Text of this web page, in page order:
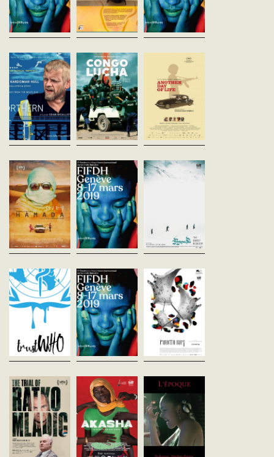
importante bataille urbaine
depuis...
d’une pratique importée
d'Occident ou...
A Northern Soul
Sean McAllister
vost - 73'
Nommée Ville de Culture pour
une année, Hull, une cité
industrielle du nord de
l’Angleterre, entre en
effervescence. Magasinier le
jour et fan de...
Congo Lucha
Marlène Rabaud
vost - 62'
LUCHA est un mouvement
citoyen de jeunes Congolais
qui militent à travers des
actions non-violentes, et au
péril de leur vie, pour une
vision :...
Another Day of
Life
convaincre son...
Hamada
Eloy Domínguez Serén
vost - 88'
Plein de vitalité, d'humour et
de situations inattendues,
Hamada dresse le portrait
insolite d'un groupe de
jeunes qui vivent dans un
camp de...
A Dark Place
Javier Luque Martinez
vost - 57'
Produit par l'Organisation
pour la sécurité et la
coopération en Europe
(OSCE), A Dark Place donne la
parole à des journalistes
femmes victimes...
The Sweet
Ritu Sari
vost - 91'
TrustWHO
Lilian Franck
vost - 85'
L’Organisation mondiale de la
Santé (OMS, en anglais WHO)
est l’organisme international
indépendant chargé de la
santé publique.
International,...
Filmmakers at risk
- 90'
Quels risques prennent les
cinéastes qui travaillent dans
des zones de conflit?
Comment se protéger
lorsque l’on travaille dans des
pays où la...
Manta Ray
Phuttiphong
vost - 105'
En Thaïlande, sur les
d'une mer où des
Rohingyas se sont
homme inconscient. Il
The Trial of Ratko
Mladić
Royaume-Uni - 2018
vost - 98'
À quoi, ou à qui sert la justice
internationale ? En 2012, un
procès historique débute à La
Haye, celui du général Ratko
Mladić, qui a mené...
aKasha
Hajooj Kuka
vost - 78'
Au Soudan, Adnan, soldat
rebelle, est fou amoureux de
son AK-47 et de sa fiancée
Lina. Rentré en retard d’une
permission, il est poursuivi
par son...
L'Époque
Matthieu Bareyre
Haye, celui du général
Mladić, qui a mené...